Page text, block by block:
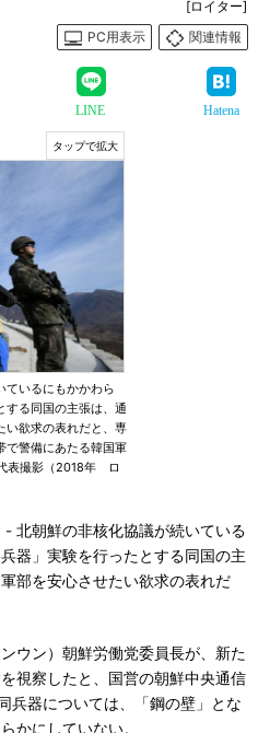
[ロイター]
PC用表示
関連情報
LINE Hatena
ているにもかかわら
する同国の主張は、通
い欲求の表れだと、専
で警備にあたる韓国軍
表撮影（2018年 ロ
北朝鮮の非核化協議が続いている
器」実験を行ったとする同国の主
部を安心させたい欲求の表れだ
ウン）朝鮮労働党委員長が、新た
視察したと、国営の朝鮮中央通信
兵器については、「鋼の壁」とな
かにしていない。